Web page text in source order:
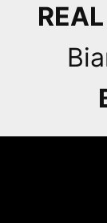
REAL